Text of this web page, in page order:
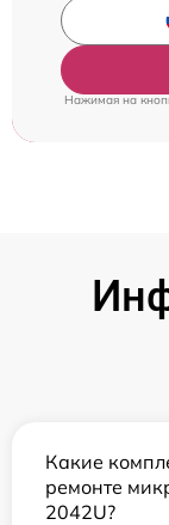
Нажимая на
Какие
ремонте
2042U?